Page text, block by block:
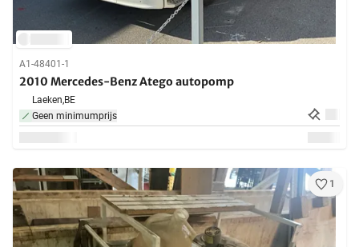
A1-48401-1
2010 Mercedes-Benz Atego autopomp
Laeken,BE
Geen minimumprijs
1